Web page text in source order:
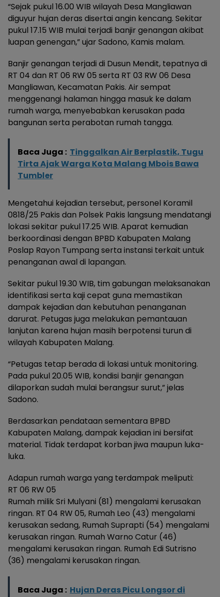
“Sejak pukul 16.00 WIB wilayah Desa Mangliawan
diguyur hujan deras disertai angin kencang. Sekitar
pukul 17.15 WIB mulai terjadi banjir genangan akibat
luapan genengan,” ujar Sadono, Kamis malam.
Banjir genangan terjadi di Dusun Mendit, tepatnya di
RT 04 dan RT 06 RW 05 serta RT 03 RW 06 Desa
Mangliawan, Kecamatan Pakis. Air sempat
menggenangi halaman hingga masuk ke dalam
rumah warga, menyebabkan kerusakan pada
bangunan serta perabotan rumah tangga.
Baca Juga : Tinggalkan Air Berplastik, Tugu
Tirta Ajak Warga Kota Malang Mbois Bawa
Tumbler
Mengetahui kejadian tersebut, personel Koramil
0818/25 Pakis dan Polsek Pakis langsung mendatangi
lokasi sekitar pukul 17.25 WIB. Aparat kemudian
berkoordinasi dengan BPBD Kabupaten Malang
Poslap Rayon Tumpang serta instansi terkait untuk
penanganan awal di lapangan.
Sekitar pukul 19.30 WIB, tim gabungan melaksanakan
identifikasi serta kaji cepat guna memastikan
dampak kejadian dan kebutuhan penanganan
darurat. Petugas juga melakukan pemantauan
lanjutan karena hujan masih berpotensi turun di
wilayah Kabupaten Malang.
“Petugas tetap berada di lokasi untuk monitoring.
Pada pukul 20.05 WIB, kondisi banjir genangan
dilaporkan sudah mulai berangsur surut,” jelas
Sadono.
Berdasarkan pendataan sementara BPBD
Kabupaten Malang, dampak kejadian ini bersifat
material. Tidak terdapat korban jiwa maupun luka-
luka.
Adapun rumah warga yang terdampak meliputi:
RT 06 RW 05
Rumah milik Sri Mulyani (81) mengalami kerusakan
ringan. RT 04 RW 05, Rumah Leo (43) mengalami
kerusakan sedang, Rumah Suprapti (54) mengalami
kerusakan ringan. Rumah Warno Catur (46)
mengalami kerusakan ringan. Rumah Edi Sutrisno
(36) mengalami kerusakan ringan.
Baca Juga : Hujan Deras Picu Longsor di